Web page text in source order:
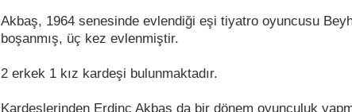
Akbaş, 1964 senesinde evlendiği eşi tiyatro oyuncusu
boşanmış, üç kez evlenmiştir.
2 erkek 1 kız kardeşi bulunmaktadır.
Kardeşlerinden Erdinç Akbaş da bir dönem oyunculuk